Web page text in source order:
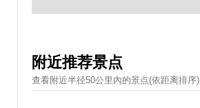
附近推荐景点
查看附近半径50公里內的景点(依距离排序)